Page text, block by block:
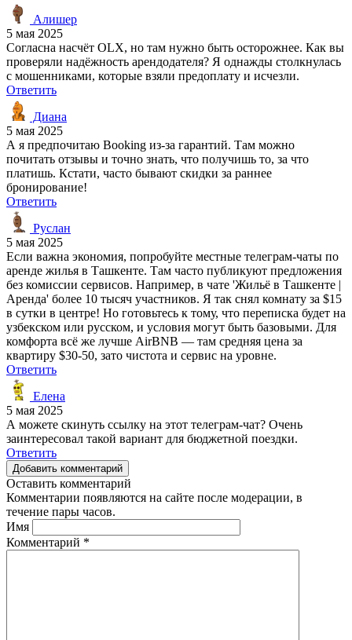
Алишер
5 мая 2025
Согласна насчёт OLX, но там нужно быть осторожнее. Как вы
проверяли надёжность арендодателя? Я однажды столкнулась
с мошенниками, которые взяли предоплату и исчезли.
Ответить
Диана
5 мая 2025
А я предпочитаю Booking из-за гарантий. Там можно
почитать отзывы и точно знать, что получишь то, за что
платишь. Кстати, часто бывают скидки за раннее
бронирование!
Ответить
Руслан
5 мая 2025
Если важна экономия, попробуйте местные телеграм-чаты по
аренде жилья в Ташкенте. Там часто публикуют предложения
без комиссии сервисов. Например, в чате 'Жильё в Ташкенте |
Аренда' более 10 тысяч участников. Я так снял комнату за $15
в сутки в центре! Но готовьтесь к тому, что переписка будет на
узбекском или русском, и условия могут быть базовыми. Для
комфорта всё же лучше AirBNB — там средняя цена за
квартиру $30-50, зато чистота и сервис на уровне.
Ответить
Елена
5 мая 2025
А можете скинуть ссылку на этот телеграм-чат? Очень
заинтересовал такой вариант для бюджетной поездки.
Ответить
Добавить комментарий
Оставить комментарий
Комментарии появляются на сайте после модерации, в
течение пары часов.
Имя
Комментарий *